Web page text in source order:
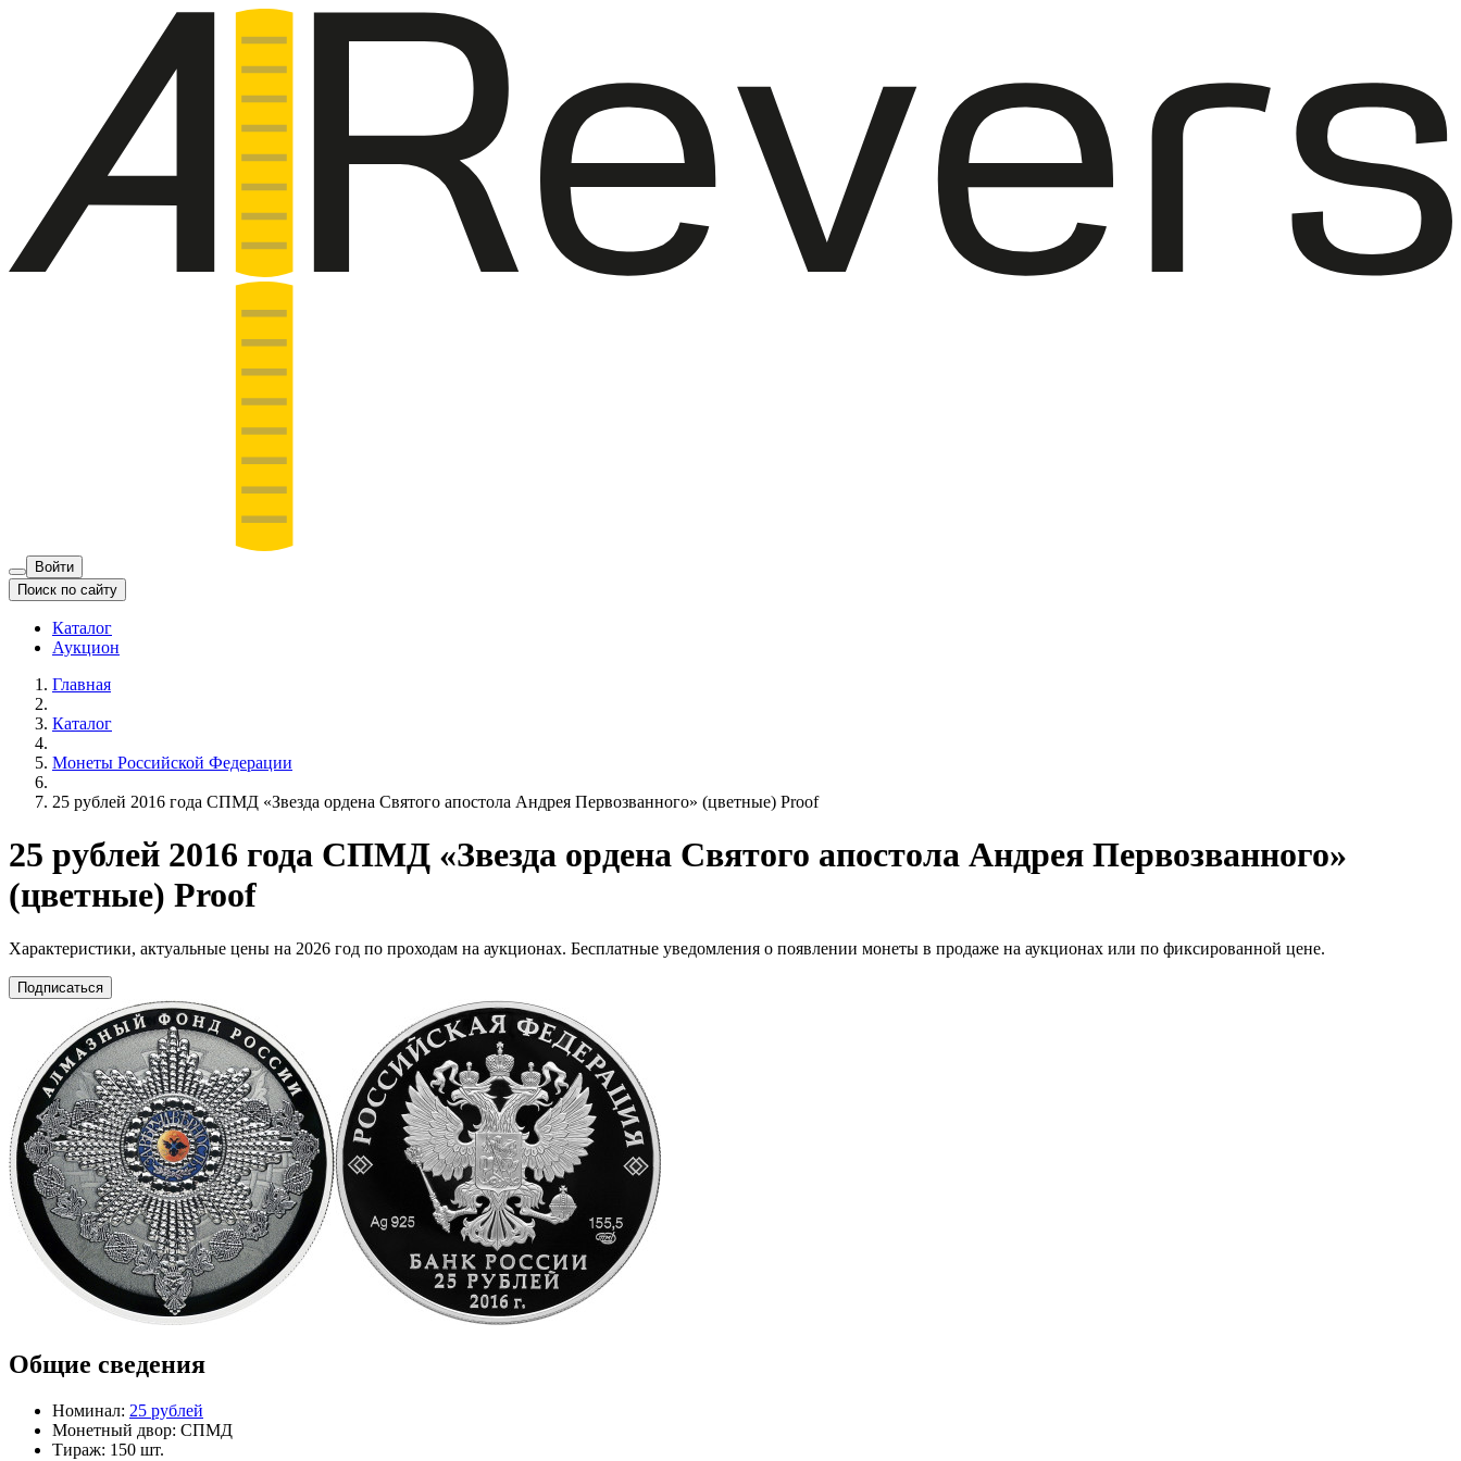
Войти
Поиск по сайту
Каталог
Аукцион
Главная
Каталог
Монеты Российской Федерации
25 рублей 2016 года СПМД «Звезда ордена Святого апостола Андрея Первозванного» (цветные) Proof
25 рублей 2016 года СПМД «Звезда ордена Святого апостола Андрея Первозванного»
(цветные) Proof
Характеристики, актуальные цены на 2026 год по проходам на аукционах. Бесплатные уведомления о появлении монеты в продаже на аукционах или по фиксированной цене.
Подписаться
Общие сведения
Номинал: 25 рублей
Монетный двор: СПМД
Тираж: 150 шт.